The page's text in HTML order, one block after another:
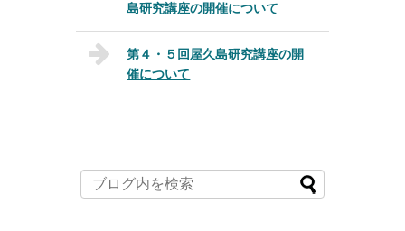
島研究講座の開催について
第４・５回屋久島研究講座の開
催について